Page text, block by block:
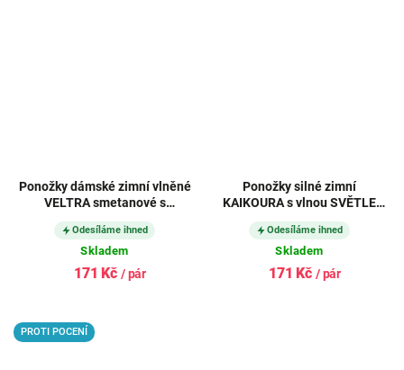
Ponožky dámské zimní vlněné
VELTRA smetanové s
azurovou
Odesíláme ihned
Skladem
171 Kč / pár
Ponožky silné zimní
KAIKOURA s vlnou SVĚTLE
MODRÉ
Odesíláme ihned
Skladem
171 Kč / pár
PROTI POCENÍ